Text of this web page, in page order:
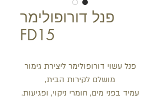
פנל דורופולימר
FD15
פנל עשוי דורופולימר ליצירת גימור
מושלם לקירות הבית,
עמיד בפני מים, חומרי ניקוי, ופגיעות.